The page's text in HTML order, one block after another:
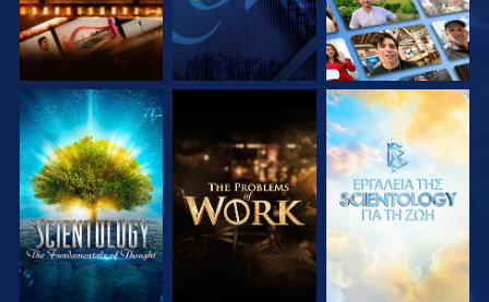
ΕΞΕΡΕΥΝΗΣΤΕ ΤΗ
ΣΕΙΡΑ
ΕΞΕΡΕΥΝΗΣΤΕ ΤΗ
ΣΕΙΡΑ
ΕΞΕΡΕΥΝΗΣΤΕ ΤΗ
ΣΕΙΡΑ